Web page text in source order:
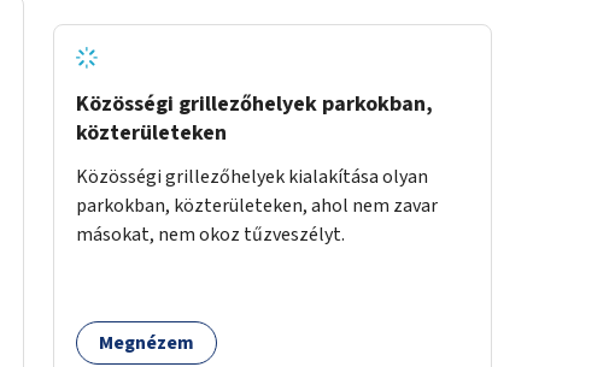
Közösségi grillezőhelyek parkokban,
közterületeken
Közösségi grillezőhelyek kialakítása olyan
parkokban, közterületeken, ahol nem zavar
másokat, nem okoz tűzveszélyt.
Megnézem